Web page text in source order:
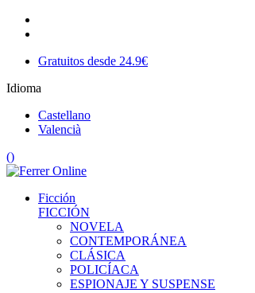
Gratuitos desde 24.9€
Idioma
Castellano
Valencià
()
Ficción
FICCIÓN
NOVELA
CONTEMPORÁNEA
CLÁSICA
POLICÍACA
ESPIONAJE Y SUSPENSE